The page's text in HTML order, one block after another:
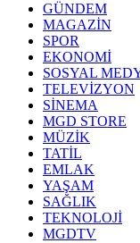
GÜNDEM
MAGAZİN
SPOR
EKONOMİ
SOSYAL
TELEVİZYON
SİNEMA
MGD STORE
MÜZİK
TATİL
EMLAK
YAŞAM
SAĞLIK
TEKNOLOJİ
MGDTV